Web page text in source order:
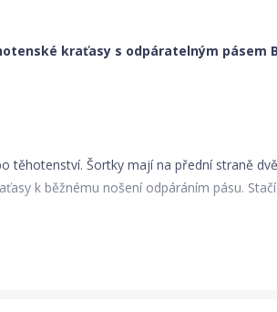
kraťasy s odpáratelným pásem
těhotenství. Šortky mají na přední straně
k běžnému nošení odpáráním pásu.